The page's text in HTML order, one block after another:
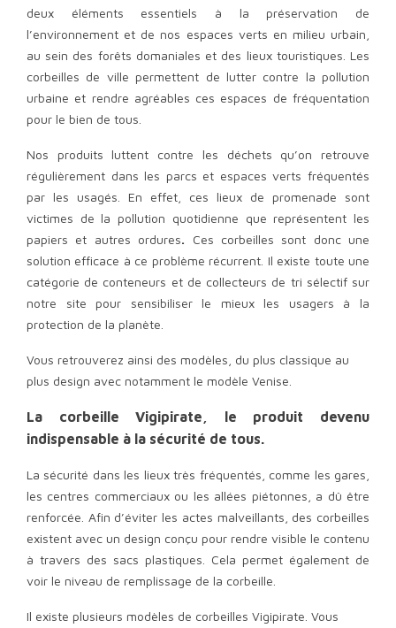
deux éléments essentiels à la préservation de
l’environnement et de nos espaces verts en milieu urbain,
au sein des forêts domaniales et des lieux touristiques. Les
corbeilles de ville permettent de lutter contre la pollution
urbaine et rendre agréables ces espaces de fréquentation
pour le bien de tous.
Nos produits luttent contre les déchets qu’on retrouve
régulièrement dans les parcs et espaces verts fréquentés
par les usagés. En effet, ces lieux de promenade sont
victimes de la pollution quotidienne que représentent les
papiers et autres ordures. Ces corbeilles sont donc une
solution efficace à ce problème récurrent. Il existe toute une
catégorie de conteneurs et de collecteurs de tri sélectif sur
notre site pour sensibiliser le mieux les usagers à la
protection de la planète.
Vous retrouverez ainsi des modèles, du plus classique au
plus design avec notamment le modèle Venise.
La corbeille Vigipirate, le produit devenu
indispensable à la sécurité de tous.
La sécurité dans les lieux très fréquentés, comme les gares,
les centres commerciaux ou les allées piétonnes, a dû être
renforcée. Afin d’éviter les actes malveillants, des corbeilles
existent avec un design conçu pour rendre visible le contenu
à travers des sacs plastiques. Cela permet également de
voir le niveau de remplissage de la corbeille.
Il existe plusieurs modèles de corbeilles Vigipirate. Vous